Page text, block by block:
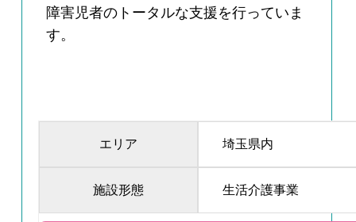
障害児者のトータルな支援を行っていま
す。
エリア 埼玉県内
施設形態 生活介護事業